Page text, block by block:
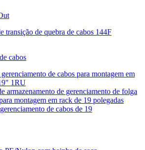
transição de quebra de cabos 144F
cabos
de cabos para montagem em
1RU
armazenamento de gerenciamento de folga
montagem em rack de 19 polegadas
de cabos de 19